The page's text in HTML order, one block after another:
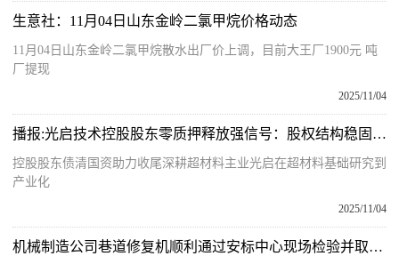
生意社：11月04日山东金岭二氯甲烷价格动态
11月04日山东金岭二氯甲烷散水出厂价上调，目前大王厂1900元 吨
厂提现
2025/11/04
播报:光启技术控股股东零质押释放强信号：股权结构稳固，超材料生态建设将迎加速度
控股股东债清国资助力收尾深耕超材料主业光启在超材料基础研究到
产业化
2025/11/04
机械制造公司巷道修复机顺利通过安标中心现场检验并取得安标证书 今日报